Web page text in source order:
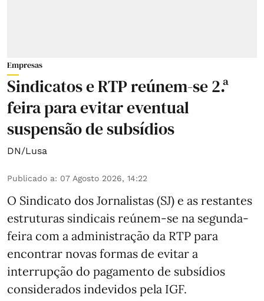
Empresas
Sindicatos e RTP reúnem-se 2.ª
feira para evitar eventual
suspensão de subsídios
DN/Lusa
Publicado a: 07 Agosto 2026, 14:22
O Sindicato dos Jornalistas (SJ) e as restantes
estruturas sindicais reúnem-se na segunda-
feira com a administração da RTP para
encontrar novas formas de evitar a
interrupção do pagamento de subsídios
considerados indevidos pela IGF.